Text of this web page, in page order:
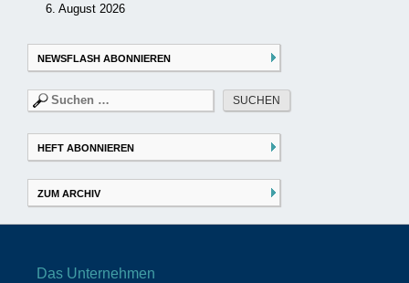
6. August 2026
NEWSFLASH ABONNIEREN
Suchen
nach:
HEFT ABONNIEREN
ZUM ARCHIV
Das Unternehmen